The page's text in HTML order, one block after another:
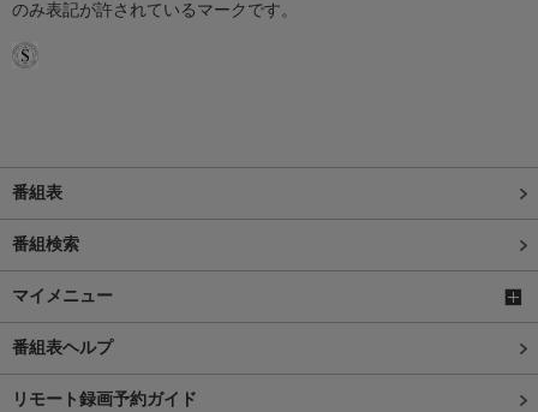
のみ表記が許されているマークです。
番組表
番組検索
マイメニュー
番組表ヘルプ
リモート録画予約ガイド